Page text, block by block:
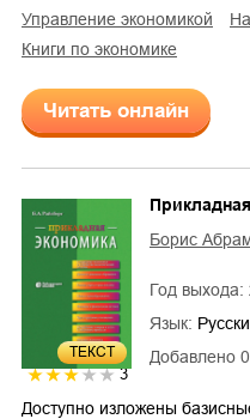
управление экономикой
книги по экономике
Читать онлайн
ТЕКСТ
3
Добавлено
Борис
Год выхода:
Язык:
Доступно изложены